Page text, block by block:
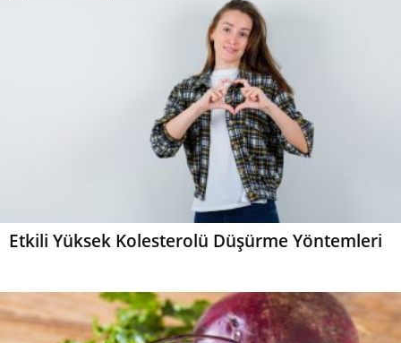
Etkili Yüksek Kolesterolü Düşürme Yöntemleri